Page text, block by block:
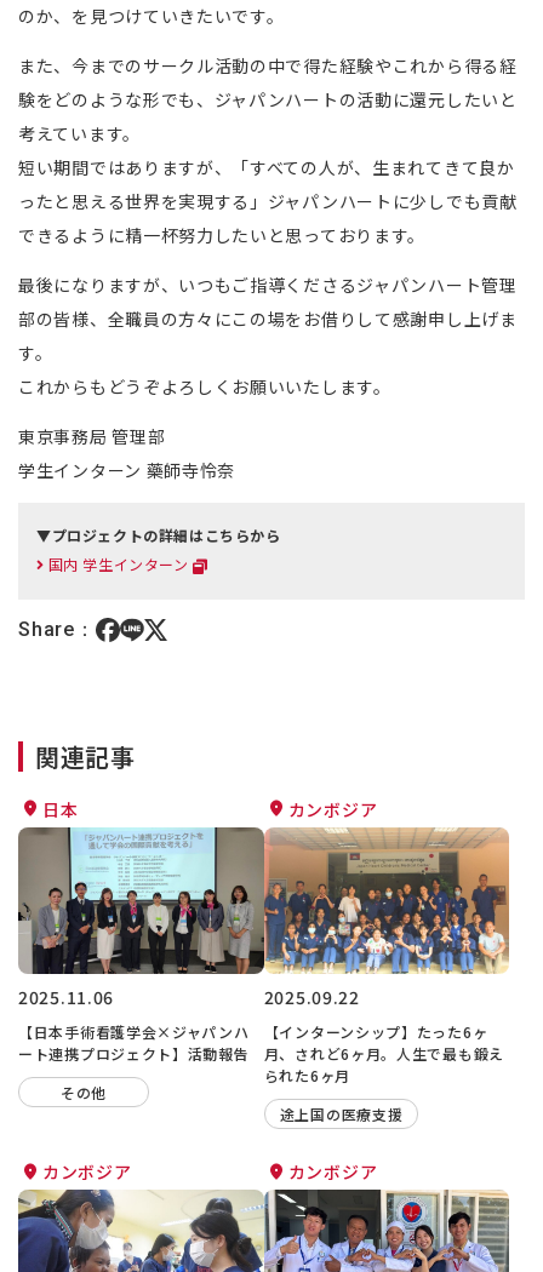
のか、を見つけていきたいです。
また、今までのサークル活動の中で得た経験やこれから得る経
験をどのような形でも、ジャパンハートの活動に還元したいと
考えています。
短い期間ではありますが、「すべての人が、生まれてきて良か
ったと思える世界を実現する」ジャパンハートに少しでも貢献
できるように精一杯努力したいと思っております。
最後になりますが、いつもご指導くださるジャパンハート管理
部の皆様、全職員の方々にこの場をお借りして感謝申し上げま
す。
これからもどうぞよろしくお願いいたします。
東京事務局 管理部
学生インターン 藥師寺怜奈
▼プロジェクトの詳細はこちらから
国内 学生インターン
Share：
関連記事
日本
2025.11.06
【日本手術看護学会×ジャパンハ
ート連携プロジェクト】活動報告
その他
カンボジア
2025.09.22
【インターンシップ】たった6ヶ
月、されど6ヶ月。人生で最も鍛え
られた6ヶ月
途上国の医療支援
カンボジア カンボジア